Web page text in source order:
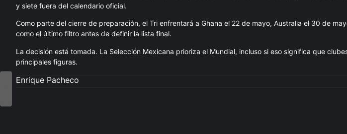
y siete fuera del calendario oficial.
Como parte del cierre de preparación, el Tri enfrentará a Ghana el 22 de mayo, Australia el 30 de
como el último filtro antes de definir la lista final.
La decisión está tomada. La Selección Mexicana prioriza el Mundial, incluso si eso significa que
principales figuras.
Enrique Pacheco